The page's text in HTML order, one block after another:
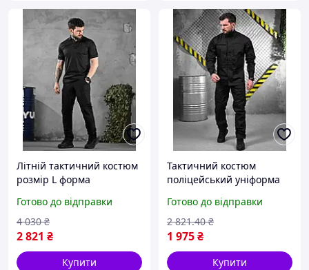
Літній тактичний костюм
розмір L форма
поліції військовий
комплект тактична форма
box2
Готово до відправки
2 821 ₴
4 030 ₴
Купити
Тактичний костюм
поліцейський уніформа
військовий одяг комплект
для поліції формений
одяг box2
Готово до відправки
1 975₴
2 821.40 ₴
Купити